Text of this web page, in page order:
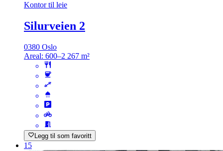
Kontor til leie
Silurveien 2
0380 Oslo
Areal: 600–2 267 m²
Legg til som favoritt
15